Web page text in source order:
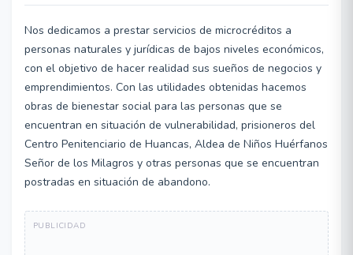
Nos dedicamos a prestar servicios de microcréditos a
personas naturales y jurídicas de bajos niveles económicos,
con el objetivo de hacer realidad sus sueños de negocios y
emprendimientos. Con las utilidades obtenidas hacemos
obras de bienestar social para las personas que se
encuentran en situación de vulnerabilidad, prisioneros del
Centro Penitenciario de Huancas, Aldea de Niños Huérfanos
Señor de los Milagros y otras personas que se encuentran
postradas en situación de abandono.